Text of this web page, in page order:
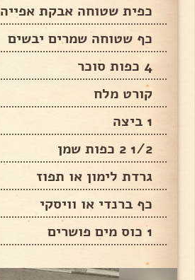
כפית שטוחה אבקת אפייה
כף שטוחה שמרים יבשים
4 כפות סוכר
קורט מלח
1 ביצה
1/2 2 כפות שמן
גרדת לימון או תפוז
כף ברנדי או וויסקי
1 כוס מים פושרים